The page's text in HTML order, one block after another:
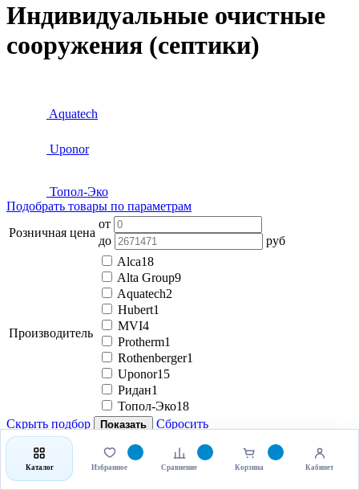
Индивидуальные очистные
сооружения (септики)
Aquatech
Uponor
Топол-Эко
Подобрать товары по параметрам
Розничная цена
от
до
руб
Производитель
Alca18
Alta Group9
Aquatech2
Hubert1
MVI4
Protherm1
Rothenberger1
Uponor15
Ридан1
Топол-Эко18
Скрыть подбор
Показать
Сбросить
Товаров: 91
Сортировать по
По: Умолчанию Цене Рейтингу Скидке
Каталог Избранное Сравнение Корзина Кабинет